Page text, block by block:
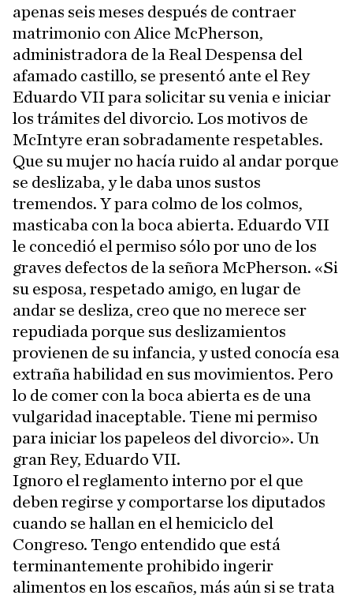
apenas seis meses después de contraer
matrimonio con Alice McPherson,
administradora de la Real Despensa del
afamado castillo, se presentó ante el Rey
Eduardo VII para solicitar su venia e iniciar
los trámites del divorcio. Los motivos de
McIntyre eran sobradamente respetables.
Que su mujer no hacía ruido al andar porque
se deslizaba, y le daba unos sustos
tremendos. Y para colmo de los colmos,
masticaba con la boca abierta. Eduardo VII
le concedió el permiso sólo por uno de los
graves defectos de la señora McPherson. «Si
su esposa, respetado amigo, en lugar de
andar se desliza, creo que no merece ser
repudiada porque sus deslizamientos
provienen de su infancia, y usted conocía esa
extraña habilidad en sus movimientos. Pero
lo de comer con la boca abierta es de una
vulgaridad inaceptable. Tiene mi permiso
para iniciar los papeleos del divorcio». Un
gran Rey, Eduardo VII.
Ignoro el reglamento interno por el que
deben regirse y comportarse los diputados
cuando se hallan en el hemiciclo del
Congreso. Tengo entendido que está
terminantemente prohibido ingerir
alimentos en los escaños, más aún si se trata